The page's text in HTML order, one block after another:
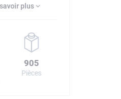
plus
905
Pièces